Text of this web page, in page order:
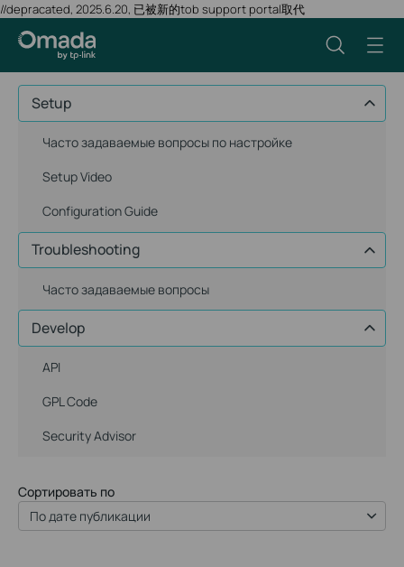
//depracated, 2025.6.20, 已被新的tob support portal取代
Setup
Часто задаваемые вопросы по настройке
Setup Video
Configuration Guide
Troubleshooting
Часто задаваемые вопросы
Develop
API
GPL Code
Security Advisor
Сортировать по
По дате публикации